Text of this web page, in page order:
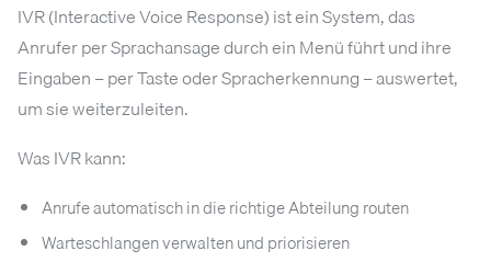
IVR (Interactive Voice Response) ist ein System, das
Anrufer per Sprachansage durch ein Menü führt und ihre
Eingaben – per Taste oder Spracherkennung – auswertet,
um sie weiterzuleiten.
Was IVR kann:
Anrufe automatisch in die richtige Abteilung routen
Warteschlangen verwalten und priorisieren